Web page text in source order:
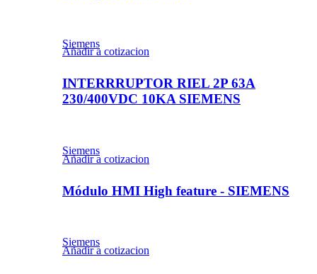
Siemens
Añadir a cotizacion
INTERRRUPTOR RIEL 2P 63A
230/400VDC 10KA SIEMENS
Siemens
Añadir a cotizacion
Módulo HMI High feature - SIEMENS
Siemens
Añadir a cotizacion